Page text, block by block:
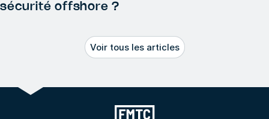
sécurité offshore ?
Voir tous les articles